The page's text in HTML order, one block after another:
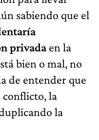
sabiendo que el
privadaen la
bien o mal, no
de entender que
conflicto, la
la